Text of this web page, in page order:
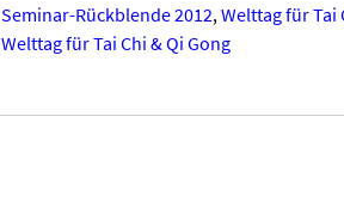
Seminar-Rückblende 2012, Welttag für Tai
Welttag für Tai Chi & Qi Gong